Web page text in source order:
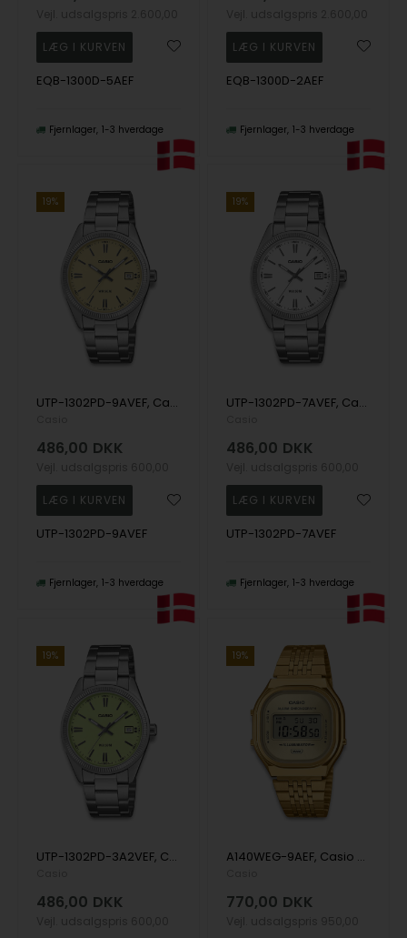
EQB-1300D-5AEF
Fjernlager 1-3 hverdage
EQB-1300D-2AEF
Fjernlager 1-3 hverdage
19%
UTP-1302PD-9AVEF, Casio Timeless UTP-1302PD-9AVEF Quartz Herre m/lænke
486,00 DKK
UTP-1302PD-9AVEF
Fjernlager 1-3 hverdage
19%
UTP-1302PD-7AVEF, Casio Timeless UTP-1302PD-7AVEF Quartz Herre m/lænke
486,00 DKK
UTP-1302PD-7AVEF
Fjernlager 1-3 hverdage
19%
UTP-1302PD-3A2VEF, Casio Timeless UTP-1302PD-3A2VEF Quartz Herre m/lænke
486,00 DKK
19%
A140WEG-9AEF, Casio Vintage A140WEG-9AEF Digital Herre m/lænke
770,00 DKK